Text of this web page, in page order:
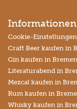
Informationen
Cookie-Einstellungen
Craft Beer kaufen in
Gin kaufen in Bremen
Literaturabend in
Mezcal kaufen in
Rum kaufen in
Whisky kaufen in